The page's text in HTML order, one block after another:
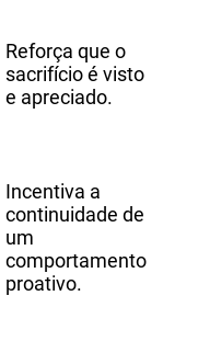
Reforça que o
sacrifício é visto
e apreciado.
Incentiva a
continuidade de
um
comportamento
proativo.